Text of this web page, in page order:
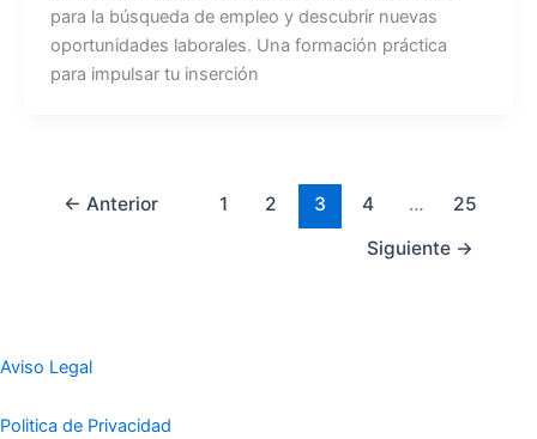
para la búsqueda de empleo y descubrir nuevas
oportunidades laborales. Una formación práctica
para impulsar tu inserción
← Anterior 1 2 3 4 …
25
Siguiente →
Aviso Legal
Politica de Privacidad